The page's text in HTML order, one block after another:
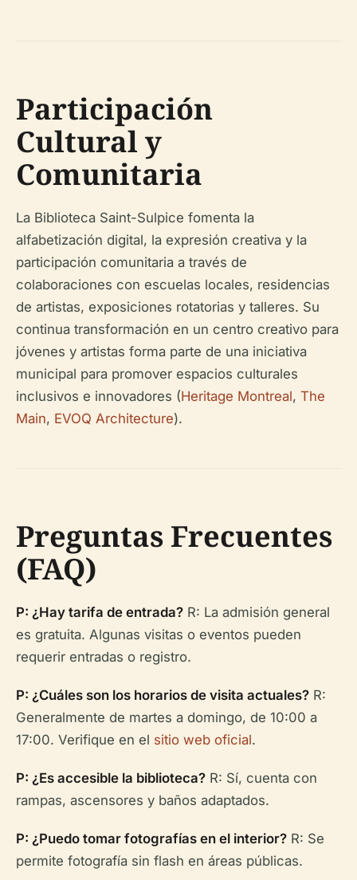
Participación
Cultural y
Comunitaria
La Biblioteca Saint-Sulpice fomenta la
alfabetización digital, la expresión creativa y la
participación comunitaria a través de
colaboraciones con escuelas locales, residencias
de artistas, exposiciones rotatorias y talleres. Su
continua transformación en un centro creativo para
jóvenes y artistas forma parte de una iniciativa
municipal para promover espacios culturales
inclusivos e innovadores (Heritage Montreal, The
Main, EVOQ Architecture).
Preguntas Frecuentes
(FAQ)
P: ¿Hay tarifa de entrada? R: La admisión general
es gratuita. Algunas visitas o eventos pueden
requerir entradas o registro.
P: ¿Cuáles son los horarios de visita actuales? R:
Generalmente de martes a domingo, de 10:00 a
17:00. Verifique en el sitio web oficial.
P: ¿Es accesible la biblioteca? R: Sí, cuenta con
rampas, ascensores y baños adaptados.
P: ¿Puedo tomar fotografías en el interior? R: Se
permite fotografía sin flash en áreas públicas.